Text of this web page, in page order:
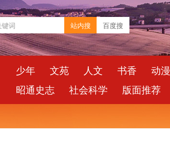
站内搜 百度搜
少年 文苑 人文 书香
动漫
昭通史志
社会科学 版面推荐